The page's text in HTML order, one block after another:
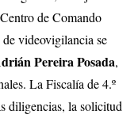
de Comando
videovigilancia se
Pereira Posada,
La Fiscalía de 4.º
diligencias, la solicitud